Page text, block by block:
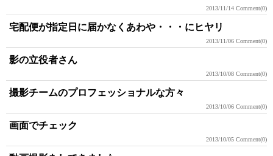
2013/11/14 Comment(0)
宅配便が指定日に届かなくあわや・・・にヒヤリ
2013/11/06 Comment(0)
影の立役者さん
2013/10/08 Comment(0)
撮影チームのプロフェッショナルな方々
2013/10/06 Comment(0)
画面でチェック
2013/10/05 Comment(0)